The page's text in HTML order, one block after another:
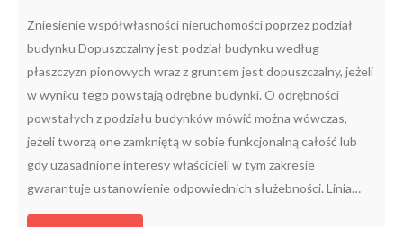
Zniesienie współwłasności nieruchomości poprzez podział
budynku Dopuszczalny jest podział budynku według
płaszczyzn pionowych wraz z gruntem jest dopuszczalny, jeżeli
w wyniku tego powstają odrębne budynki. O odrębności
powstałych z podziału budynków mówić można wówczas,
jeżeli tworzą one zamkniętą w sobie funkcjonalną całość lub
gdy uzasadnione interesy właścicieli w tym zakresie
gwarantuje ustanowienie odpowiednich służebności. Linia…